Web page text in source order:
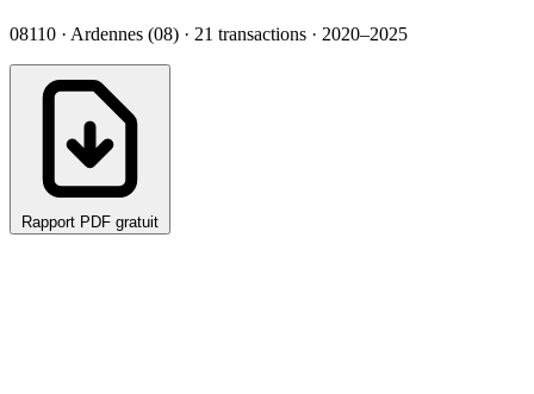
08110 · Ardennes (08) · 21 transactions · 2020–2025
Rapport PDF gratuit